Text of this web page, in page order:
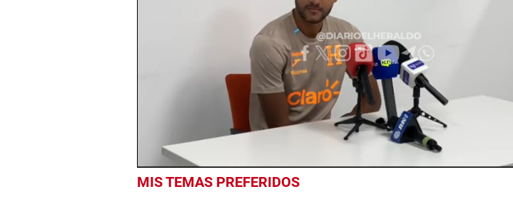
seconds
MIS TEMAS PREFERIDOS